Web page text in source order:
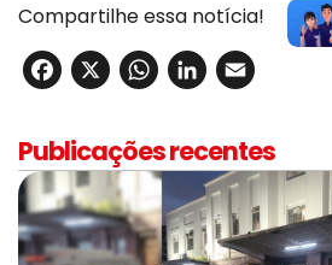
Compartilhe essa notícia!
Facebook
X WhatsApp
LinkedIn
Publicações recentes